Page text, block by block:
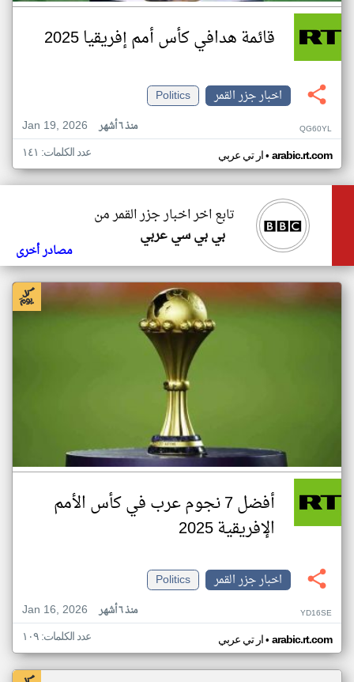
قائمة هدافي كأس أمم إفريقيا 2025
اخبار جزر القمر
Politics
Jan 19, 2026
منذ ٦ أشهر QG60YL
ار تي عربي• arabic.rt.com عدد الكلمات: ١٤١
تابع اخر اخبار جزر القمر من
بي بي سي عربي
مصادر أخرى
أفضل 7 نجوم عرب في كأس الأمم
الإفريقية 2025
اخبار جزر القمر
Politics
Jan 16, 2026
منذ ٦ أشهر YD16SE
ار تي عربي• arabic.rt.com عدد الكلمات: ١٠٩